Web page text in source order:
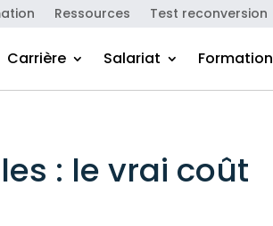
Ressources Test reconversion
Carrière Salariat Formation
: le vrai coût